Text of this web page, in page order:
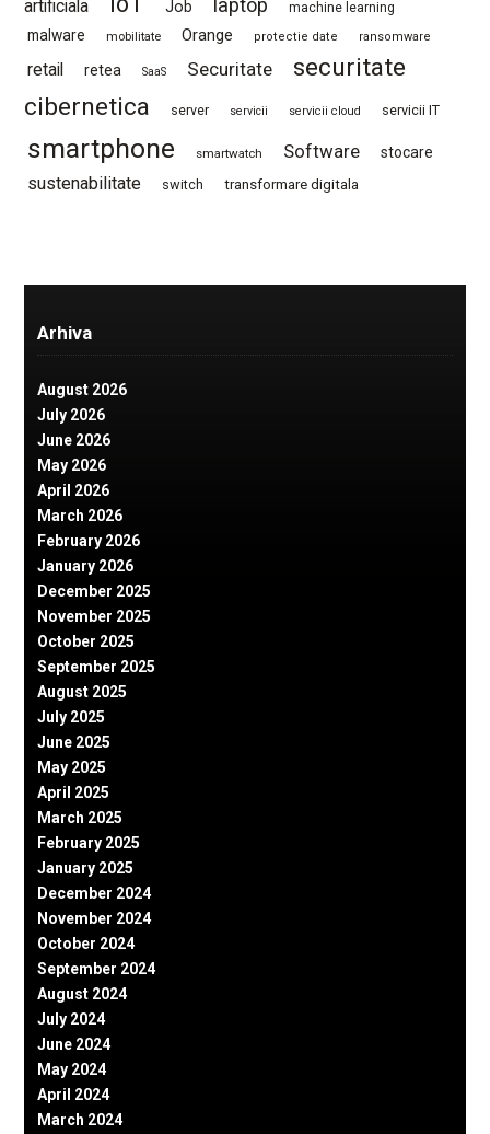
artificiala Job laptop machine learning
malware mobilitate Orange protectie date ransomware
retail retea SaaS Securitate
securitate
cibernetica
server servicii servicii cloud servicii IT
smartphone smartwatch Software stocare
sustenabilitate switch transformare digitala
Arhiva
August 2026
July 2026
June 2026
May 2026
April 2026
March 2026
February 2026
January 2026
December 2025
November 2025
October 2025
September 2025
August 2025
July 2025
June 2025
May 2025
April 2025
March 2025
February 2025
January 2025
December 2024
November 2024
October 2024
September 2024
August 2024
July 2024
June 2024
May 2024
April 2024
March 2024